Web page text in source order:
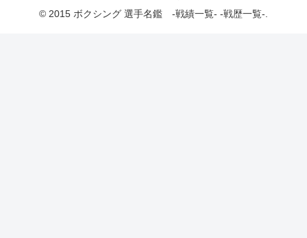
© 2015 ボクシング 選手名鑑 -戦績一覧- -戦歴一覧-.